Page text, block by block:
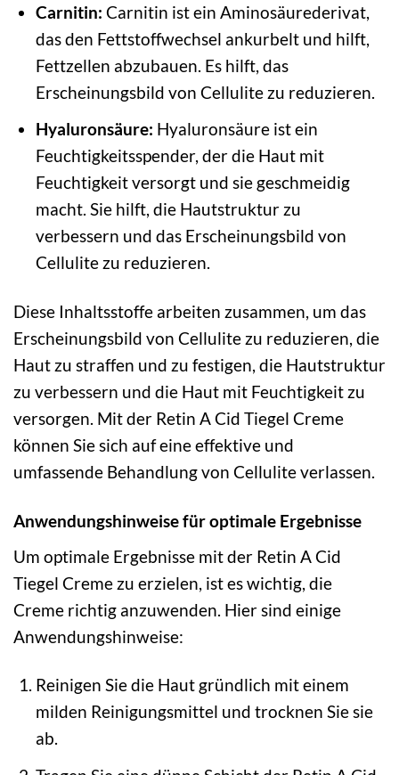
Carnitin: Carnitin ist ein Aminosäurederivat,
das den Fettstoffwechsel ankurbelt und hilft,
Fettzellen abzubauen. Es hilft, das
Erscheinungsbild von Cellulite zu reduzieren.
Hyaluronsäure: Hyaluronsäure ist ein
Feuchtigkeitsspender, der die Haut mit
Feuchtigkeit versorgt und sie geschmeidig
macht. Sie hilft, die Hautstruktur zu
verbessern und das Erscheinungsbild von
Cellulite zu reduzieren.
Diese Inhaltsstoffe arbeiten zusammen, um das
Erscheinungsbild von Cellulite zu reduzieren, die
Haut zu straffen und zu festigen, die Hautstruktur
zu verbessern und die Haut mit Feuchtigkeit zu
versorgen. Mit der Retin A Cid Tiegel Creme
können Sie sich auf eine effektive und
umfassende Behandlung von Cellulite verlassen.
Anwendungshinweise für optimale Ergebnisse
Um optimale Ergebnisse mit der Retin A Cid
Tiegel Creme zu erzielen, ist es wichtig, die
Creme richtig anzuwenden. Hier sind einige
Anwendungshinweise:
Reinigen Sie die Haut gründlich mit einem
milden Reinigungsmittel und trocknen Sie sie
ab.